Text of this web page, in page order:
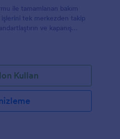
ile tamamlanan bakım
işlerini tek merkezden takip
ve kapanış
Kullan